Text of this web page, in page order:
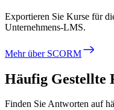
Exportieren Sie Kurse für
Unternehmens-LMS.
Mehr über SCORM
Häufig Gestellte
Finden Sie Antworten auf